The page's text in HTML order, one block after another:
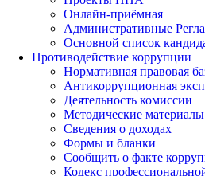
Онлайн-приёмная
Административные
Основной список
Противодействие коррупции
Нормативная правовая
Антикоррупционная
Деятельность комиссии
Методические материалы
Сведения о доходах
Формы и бланки
Сообщить о факте
Кодекс